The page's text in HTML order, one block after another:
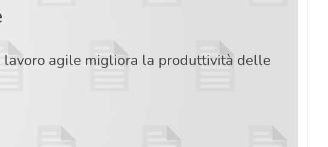
agile migliora la produttività delle